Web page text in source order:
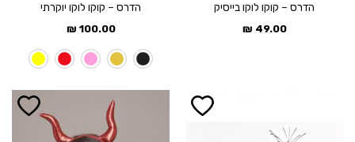
הדרס – קוקו לוקו בייסיק
49.00
₪
הדרס – קוקו לוקו יוקרתי
100.00
₪